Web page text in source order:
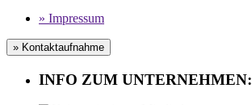
» Impressum
» Kontaktaufnahme
INFO ZUM UNTERNEHMEN: